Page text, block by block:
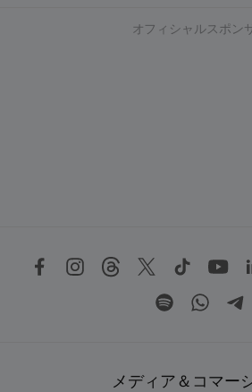
オフィシャルスポン
メディア＆コマー